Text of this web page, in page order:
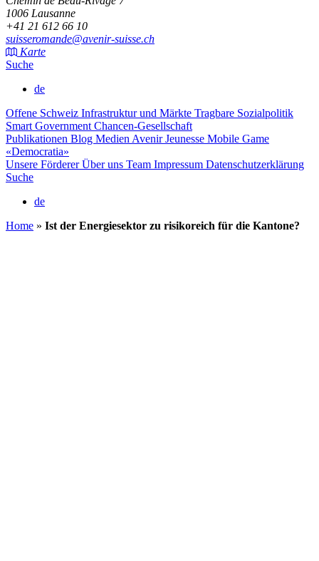
1006 Lausanne
+41 21 612 66 10
suisseromande@avenir-suisse.ch
Karte
Suche
de
Offene Schweiz Infrastruktur und Märkte Tragbare Sozialpolitik
Smart Government Chancen-Gesellschaft
Publikationen Blog Medien Avenir Jeunesse Mobile Game
«Democratia»
Unsere FördererÜber uns Team Impressum Datenschutzerklärung
Suche
de
Home » Ist der Energiesektor zu risikoreich für die Kantone?